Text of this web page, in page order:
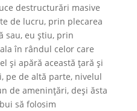
destructurări masive
de lucru, prin plecarea
sau, eu știu, prin
în rândul celor care
și apără această țară și
pe de altă parte, nivelul
de amenințări, deși ăsta
să folosim